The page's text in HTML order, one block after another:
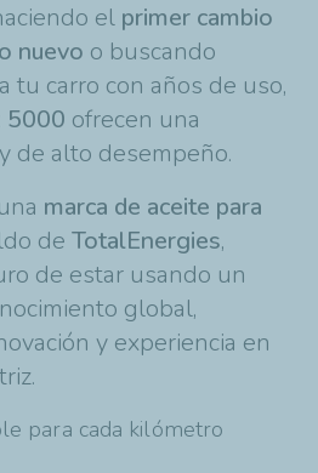
el primer cambio
nuevo o buscando
tu carro con años de uso,
5000 ofrecen una
de alto desempeño.
marca de aceite para
de TotalEnergies,
de estar usando un
global,
y experiencia en
para cada kilómetro